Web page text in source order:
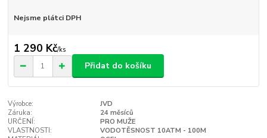
Nejsme plátci DPH
1 290 Kč/ks
Přidat do košíku
Výrobce:
JVD
Záruka:
24 měsíců
URČENÍ:
PRO MUŽE
VLASTNOSTI:
VODOTĚSNOST 10ATM - 100M